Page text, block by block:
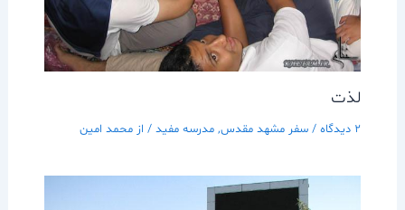
لذت
2 دیدگاه / سفر مشهد مقدس, مدرسه مفيد/ از محمد امین